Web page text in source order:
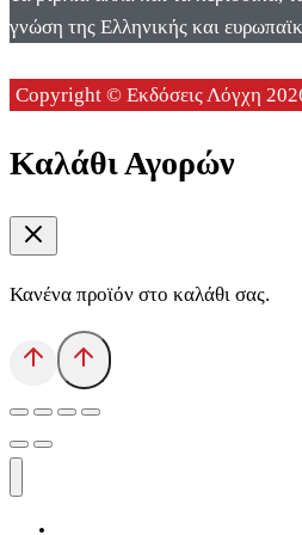
γνώση της Ελληνικής και
Copyright © Εκδόσεις Λόγχη
Καλάθι Αγορών
Κανένα προϊόν στο καλάθι σας.